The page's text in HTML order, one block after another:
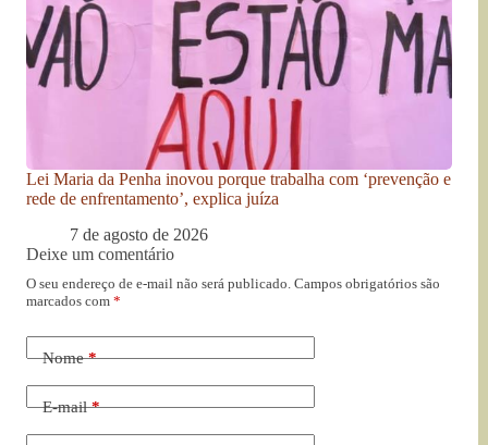
Lei Maria da Penha inovou porque trabalha com ‘prevenção e
rede de enfrentamento’, explica juíza
7 de agosto de 2026
Deixe um comentário
O seu endereço de e-mail não será publicado. Campos obrigatórios são
marcados com *
Nome*
E-mail*